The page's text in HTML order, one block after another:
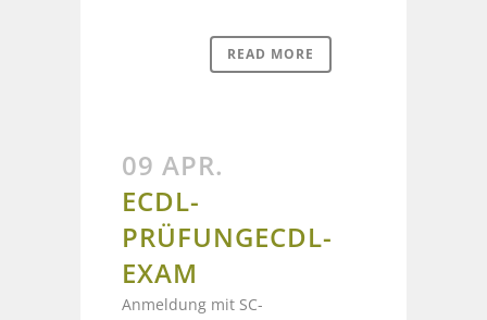
READ MORE
09 APR.
ECDL-
PRÜFUNGECDL-
EXAM
Anmeldung mit SC-